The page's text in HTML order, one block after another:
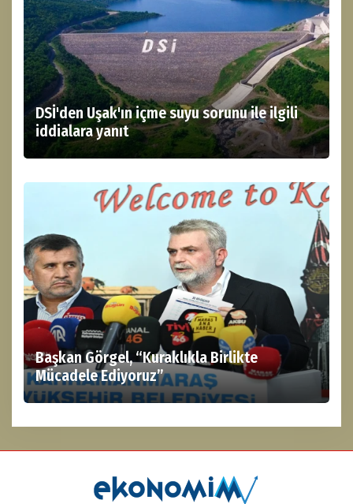
DSİ'den Uşak'ın içme suyu sorunu ile ilgili
iddialara yanıt
Başkan Görgel, “Kuraklıkla Birlikte
Mücadele Ediyoruz”